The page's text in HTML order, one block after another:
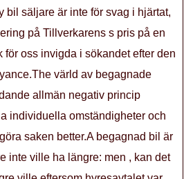
bil säljare är inte för svag i hjärtat,
på Tillverkarens s pris på en
för oss invigda i sökandet efter den
värld av begagnade
allmän negativ princip
individuella omständigheter och
saken better.A begagnad bil är
inte ville ha längre: men , kan det